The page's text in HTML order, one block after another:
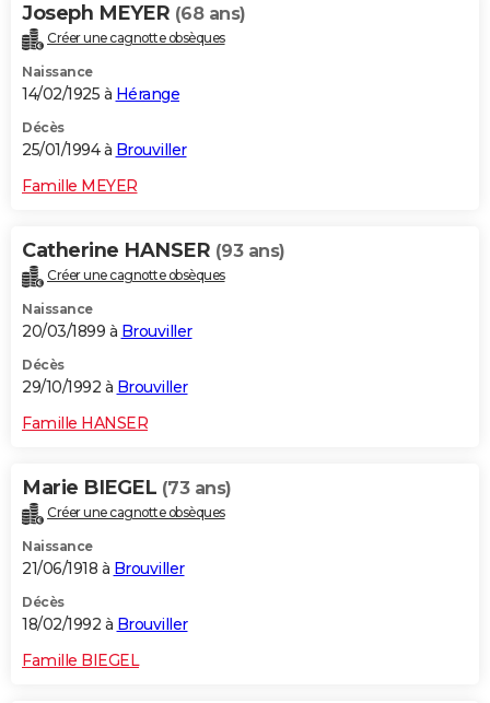
Joseph MEYER (68 ans)
Créer une cagnotte obsèques
Naissance
14/02/1925 à Hérange
Décès
25/01/1994 à Brouviller
Famille MEYER
Catherine HANSER (93 ans)
Créer une cagnotte obsèques
Naissance
20/03/1899 à Brouviller
Décès
29/10/1992 à Brouviller
Famille HANSER
Marie BIEGEL (73 ans)
Créer une cagnotte obsèques
Naissance
21/06/1918 à Brouviller
Décès
18/02/1992 à Brouviller
Famille BIEGEL